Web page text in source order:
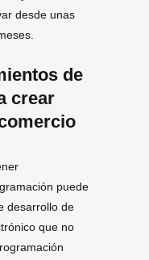
desde unas
de
crear
puede
desarrollo de
que no